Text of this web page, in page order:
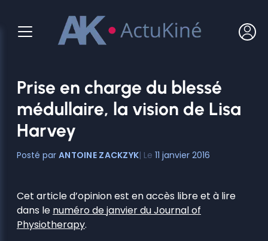
contenu
Prise en charge du blessé
médullaire, la vision de Lisa
Harvey
ANTOINE ZACKZYK 11 janvier 2016
Cet article d’opinion est en accès libre et à lire
dans le numéro de janvier du Journal of
Physiotherapy.